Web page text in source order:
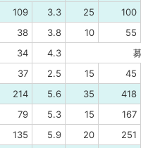
109 3.3 25
100
38 3.8 10
55
34 4.3
募
37 2.5 15
45
214 5.6 35
418
79 5.3 15
167
135 5.9 20
251